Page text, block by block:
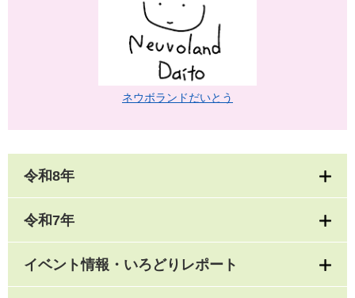
ネウボランドだいとう
令和8年
令和7年
イベント情報・いろどりレポート